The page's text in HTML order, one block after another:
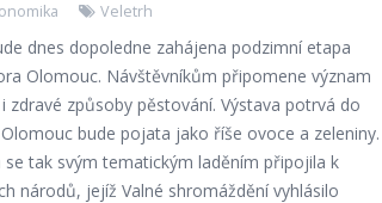
Veletrh
dnes dopoledne zahájena podzimní etapa
Olomouc. Návštěvníkům připomene význam
zdravé způsoby pěstování. Výstava potrvá do
bude pojata jako říše ovoce a zeleniny.
tak svým tematickým laděním připojila k
národů, jejíž Valné shromáždění vyhlásilo